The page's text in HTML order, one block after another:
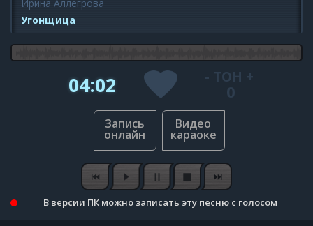
Ирина Аллегрова
Угонщица
04:02 - ТОН +
0
В версии ПК можно записать эту песню с голосом